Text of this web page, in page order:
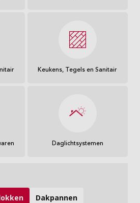
Keukens, Tegels en Sanitair
Daglichtsystemen
Dakpannen